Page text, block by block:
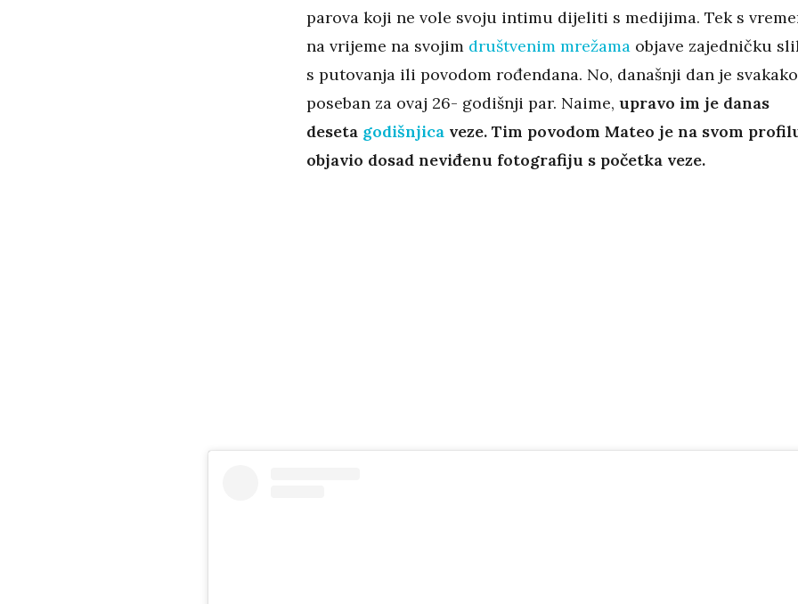
parova koji ne vole svoju intimu dijeliti s medijima. Tek s
na vrijeme na svojim društvenim mrežama objave zajedničku
s putovanja ili povodom rođendana. No, današnji dan je svakako
poseban za ovaj 26- godišnji par. Naime, upravo im je danas
deseta godišnjica veze. Tim povodom Mateo je na svom
objavio dosad neviđenu fotografiju s početka veze.